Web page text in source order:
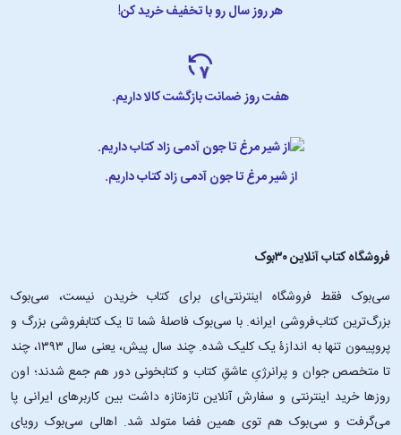
هر روز سال رو با تخفیف خرید کن!
هفت روز ضمانت بازگشت کالا داریم.
از شیر مرغ تا جون آدمی زاد کتاب داریم.
فروشگاه کتاب آنلاین ۳۰بوک
سی‌بوک فقط فروشگاه اینترنتی‌ای برای کتاب خریدن نیست، سی‌بوک
بزرگ‌ترین کتاب‌فروشی ایرانه. با سی‌بوک فاصلۀ شما تا یک کتابفروشی بزرگ و
پروپیمون تنها به اندازۀ یک کلیک شده. چند سال پیش، یعنی سال ۱۳۹۳، چند
تا متخصص جوان و پرانرژیِ عاشقِ کتاب و کتابخونی دور هم جمع شدند؛ اون‌
روزها خرید اینترنتی و سفارش آنلاین تازه‌تازه داشت بین کاربرهای ایرانی پا
می‌گرفت و سی‌بوک هم توی همین فضا متولد شد. اهالی سی‌بوک رویای